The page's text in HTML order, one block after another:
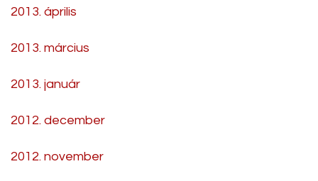
2013. április
2013. március
2013. január
2012. december
2012. november